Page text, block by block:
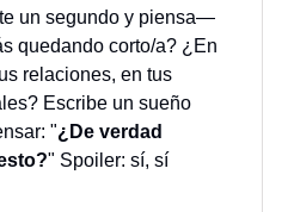
un segundo y piensa—
quedando corto/a? ¿En
relaciones, en tus
Escribe un sueño
"¿De verdad
" Spoiler: sí, sí